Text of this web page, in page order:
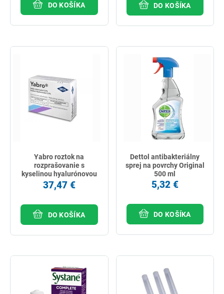
DO KOŠÍKA DO KOŠÍKA
Yabro roztok na
rozprašovanie s
kyselinou hyalurónovou
0,3% sterilný 10x3 ml
37,47 €
DO KOŠÍKA
Dettol antibakteriálny
sprej na povrchy Original
500 ml
5,32 €
DO KOŠÍKA